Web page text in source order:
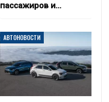
пассажиров и…
АВТОНОВОСТИ